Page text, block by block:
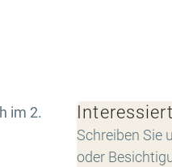
im 2.
Schreiben Sie
oder